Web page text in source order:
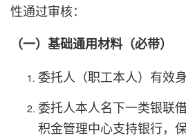
性通过审核：
（一）基础通用材料（必带）
委托人（职工本人）有效
委托人本人名下一类银联
积金管理中心支持银行，